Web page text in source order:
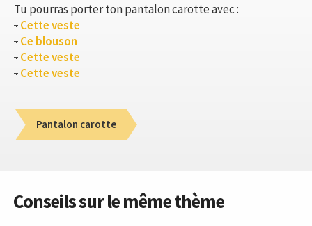
Tu pourras porter ton pantalon carotte avec :
Cette veste
Ce blouson
Cette veste
Cette veste
Pantalon carotte
Conseils sur le même thème